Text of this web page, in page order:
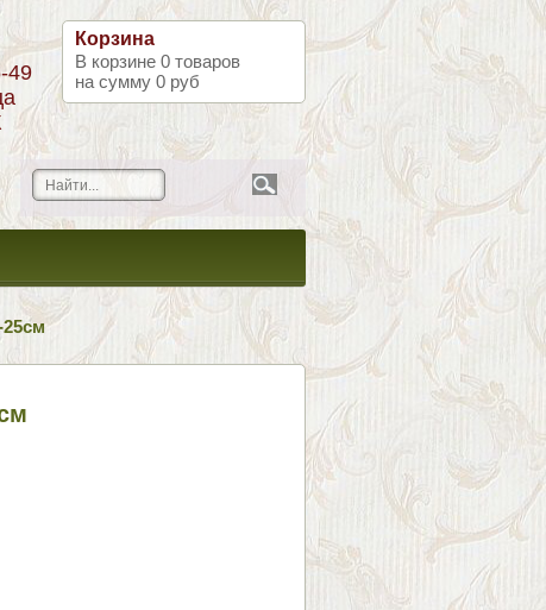
Корзина
В корзине 0 товаров
на сумму 0 руб
49